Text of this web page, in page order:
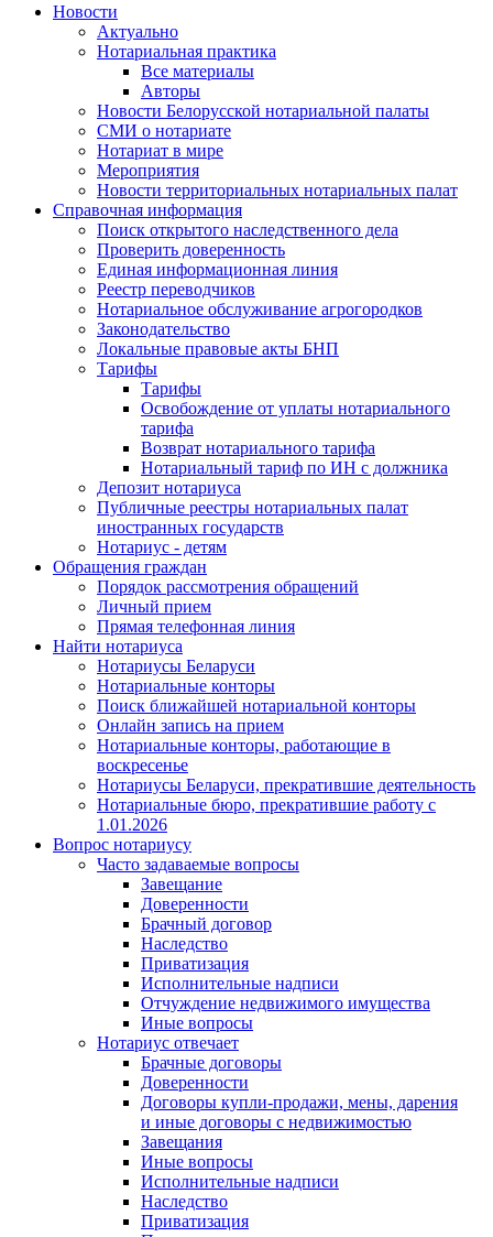
Новости
Актуально
Нотариальная практика
Все материалы
Авторы
Новости Белорусской нотариальной палаты
СМИ о нотариате
Нотариат в мире
Мероприятия
Новости территориальных нотариальных палат
Справочная информация
Поиск открытого наследственного дела
Проверить доверенность
Единая информационная линия
Реестр переводчиков
Нотариальное обслуживание агрогородков
Законодательство
Локальные правовые акты БНП
Тарифы
Тарифы
Освобождение от уплаты нотариального
тарифа
Возврат нотариального тарифа
Нотариальный тариф по ИН с должника
Депозит нотариуса
Публичные реестры нотариальных палат
иностранных государств
Нотариус - детям
Обращения граждан
Порядок рассмотрения обращений
Личный прием
Прямая телефонная линия
Найти нотариуса
Нотариусы Беларуси
Нотариальные конторы
Поиск ближайшей нотариальной конторы
Онлайн запись на прием
Нотариальные конторы, работающие в
воскресенье
Нотариусы Беларуси, прекратившие деятельность
Нотариальные бюро, прекратившие работу с
1.01.2026
Вопрос нотариусу
Часто задаваемые вопросы
Завещание
Доверенности
Брачный договор
Наследство
Приватизация
Исполнительные надписи
Отчуждение недвижимого имущества
Иные вопросы
Нотариус отвечает
Брачные договоры
Доверенности
Договоры купли-продажи, мены, дарения
и иные договоры с недвижимостью
Завещания
Иные вопросы
Исполнительные надписи
Наследство
Приватизация